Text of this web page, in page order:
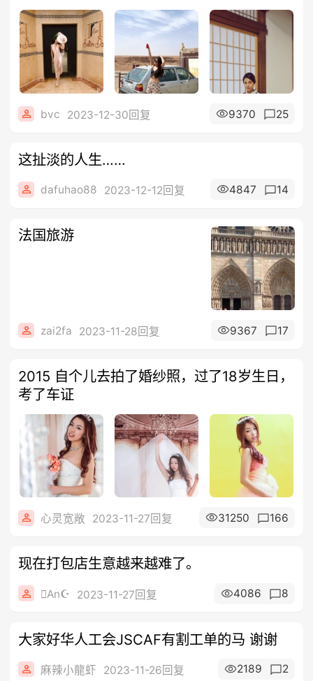
bvc 2023-12-30回复 9370 25
这扯淡的人生……
dafuhao88 2023-12-12回复 4847 14
法国旅游
zai2fa 2023-11-28回复 9367 17
2015 自个儿去拍了婚纱照，过了18岁生日，
考了车证
心灵宽敞 2023-11-27回复 31250 166
现在打包店生意越来越难了。
An☪ 2023-11-27回复 4086 8
大家好华人工会JSCAF有割工单的马 谢谢
麻辣小龍虾 2023-11-26回复 2189 2